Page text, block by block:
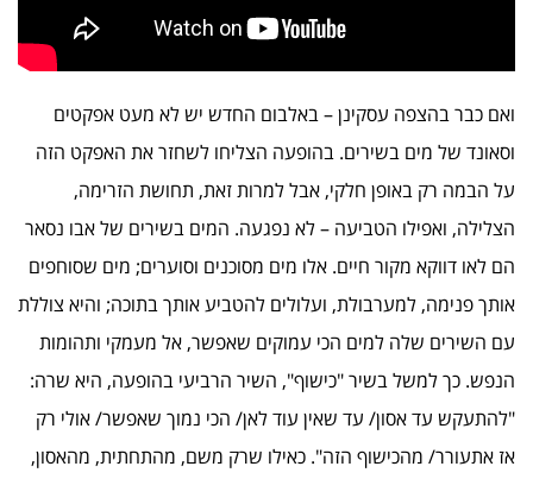
ואם כבר בהצפה עסקינן – באלבום החדש יש לא מעט אפקטים
וסאונד של מים בשירים. בהופעה הצליחו לשחזר את האפקט הזה
על הבמה רק באופן חלקי, אבל למרות זאת, תחושת הזרימה,
הצלילה, ואפילו הטביעה – לא נפגעה. המים בשירים של אבו נסאר
הם לאו דווקא מקור חיים. אלו מים מסוכנים וסוערים; מים שסוחפים
אותך פנימה, למערבולת, ועלולים להטביע אותך בתוכה; והיא צוללת
עם השירים שלה למים הכי עמוקים שאפשר, אל מעמקי ותהומות
הנפש. כך למשל בשיר "כישוף", השיר הרביעי בהופעה, היא שרה:
"להתעקש עד אסון/ עד שאין עוד לאן/ הכי נמוך שאפשר/ אולי רק
אז אתעורר/ מהכישוף הזה". כאילו שרק משם, מהתחתית, מהאסון,